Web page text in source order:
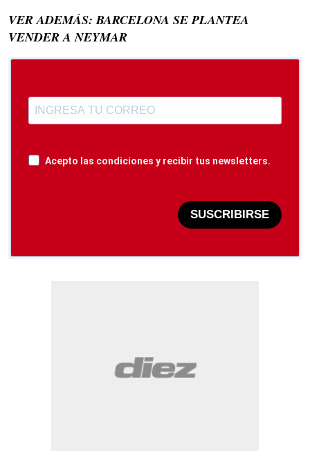
VER ADEMÁS: BARCELONA SE PLANTEA
VENDER A NEYMAR
Acepto las condiciones y recibir tus newsletters.
SUSCRIBIRSE